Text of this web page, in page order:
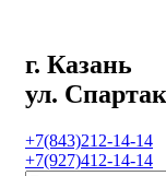
г. Казань
ул.
+7(843)212-14-14
+7(927)412-14-14